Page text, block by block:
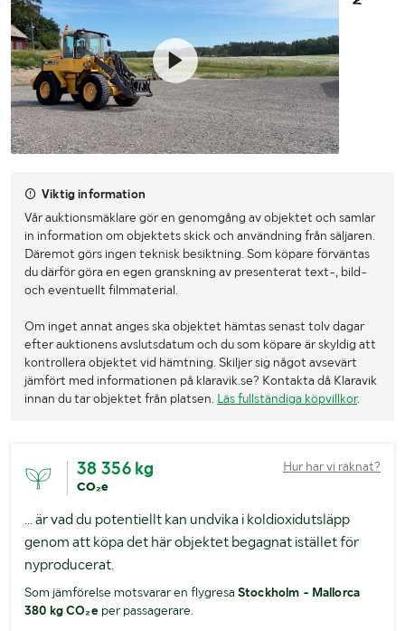
Viktig information
Vår auktionsmäklare gör en genomgång av objektet och samlar
in information om objektets skick och användning från säljaren.
Däremot görs ingen teknisk besiktning. Som köpare förväntas
du därför göra en egen granskning av presenterat text-, bild-
och eventuellt filmmaterial.
Om inget annat anges ska objektet hämtas senast tolv dagar
efter auktionens avslutsdatum och du som köpare är skyldig att
kontrollera objektet vid hämtning. Skiljer sig något avsevärt
jämfört med informationen på klaravik.se? Kontakta då Klaravik
innan du tar objektet från platsen. Läs fullständiga köpvillkor.
38 356 kg
CO₂e
Hur har vi räknat?
... är vad du potentiellt kan undvika i koldioxidutsläpp
genom att köpa det här objektet begagnat istället för
nyproducerat.
Som jämförelse motsvarar en flygresa Stockholm - Mallorca
380 kg CO₂eper passagerare.